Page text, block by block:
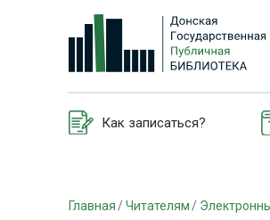
Как записаться?
Главная Читателям